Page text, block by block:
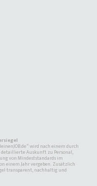
wird nach einem durch
Auskunft zu Personal,
von Mindeststandards im
einem Jahr vergeben. Zusätzlich
transparent, nachhaltig und